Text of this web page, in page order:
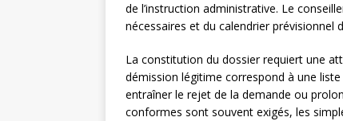
de l’instruction administrative. Le
nécessaires et du calendrier prévisionnel
La constitution du dossier requiert une
démission légitime correspond à une
entraîner le rejet de la demande ou
conformes sont souvent exigés, les